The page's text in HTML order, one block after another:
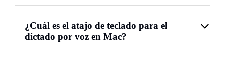
¿Cuál es el atajo de teclado para el
dictado por voz en Mac?